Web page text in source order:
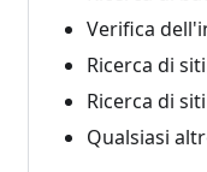
Verifica
Ricerca di
Ricerca di
Qualsiasi